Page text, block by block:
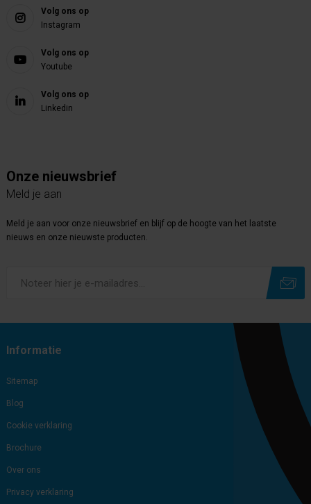
Volg ons op
Instagram
Volg ons op
Youtube
Volg ons op
Linkedin
Onze nieuwsbrief
Meld je aan
Meld je aan voor onze nieuwsbrief en blijf op de hoogte van het laatste
nieuws en onze nieuwste producten.
Informatie
Sitemap
Blog
Cookie verklaring
Brochure
Over ons
Privacy verklaring